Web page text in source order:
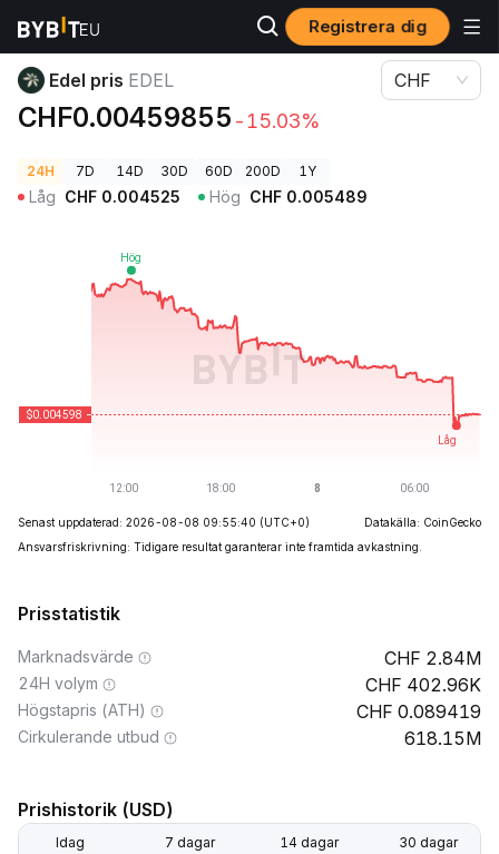
Registrera dig
Kryptopriser
Edel pris EDEL
CHF0.00459855 -15.03%
CHF
24H 7D 14D 30D 60D 200D 1Y
Låg CHF 0.004525 Hög CHF 0.005489
Senast uppdaterad: 2026-08-08 09:55:40 (UTC+0)
Datakälla: CoinGecko
Ansvarsfriskrivning: Tidigare resultat garanterar inte framtida avkastning.
Prisstatistik
Marknadsvärde 2.84M
24H volym 402.96K
Högstapris (ATH) 0.089419
Cirkulerande utbud 618.15M
Prishistorik (USD)
Idag 7 dagar 14 dagar 30 dagar